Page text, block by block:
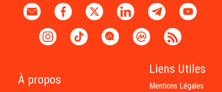
À propos
Liens Utiles
Mentions Légales